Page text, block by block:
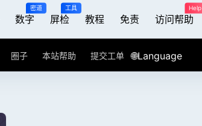
数字
密道
屏检
工具
教程 免责 访问帮助
Help
圈子 本站帮助 提交工单 🌐Language